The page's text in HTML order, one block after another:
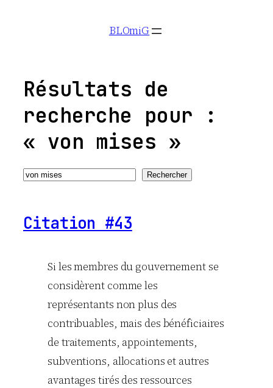
BLOmiG
Résultats de
recherche pour :
« von mises »
Recherche Rechercher
Citation #43
Si les membres du gouvernement se
considèrent comme les
représentants non plus des
contribuables, mais des bénéficiaires
de traitements, appointements,
subventions, allocations et autres
avantages tirés des ressources